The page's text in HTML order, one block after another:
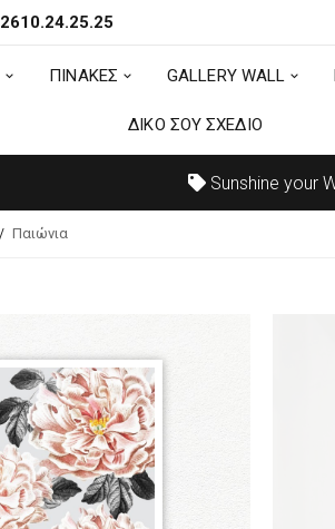
ΠΙΝΑΚΕΣ
ΔΙΚΟ ΣΟΥ ΣΧΕΔΙΟ
2610.24.25.25
ΠΙΝΑΚΕΣ GALLERY WALL
ΔΙΚΟ ΣΟΥ ΣΧΕΔΙΟ
Sunshine your
Παιώνια